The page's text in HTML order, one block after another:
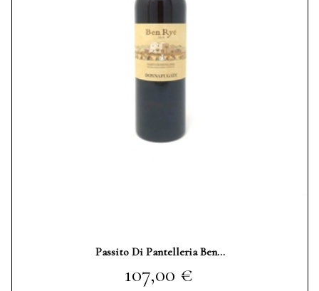
Passito Di Pantelleria Ben...
Prezzo
107,00 €